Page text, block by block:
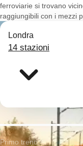
ferroviarie si trovano
raggiungibili con i mezzi
Londra
14 stazioni
Primo treno: